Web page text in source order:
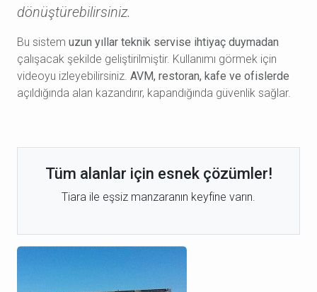
dönüştürebilirsiniz.
Bu sistem uzun yıllar teknik servise ihtiyaç duymadan
çalışacak şekilde geliştirilmiştir. Kullanımı görmek için
videoyu izleyebilirsiniz. AVM, restoran, kafe ve ofislerde
açıldığında alan kazandırır, kapandığında güvenlik sağlar.
Tüm alanlar için esnek çözümler!
Tiara ile eşsiz manzaranın keyfine varın.